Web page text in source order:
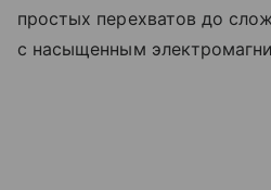
простых перехватов до
с насыщенным